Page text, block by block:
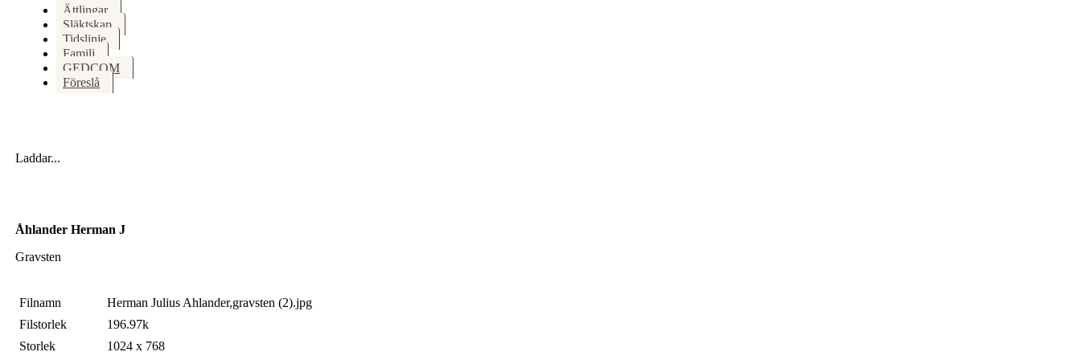
Ättlingar
Släktskap
Tidslinje
Familj
GEDCOM
Föreslå
Laddar...
Åhlander Herman J
Gravsten
Filnamn
Herman Julius Ahlander,gravsten (2).jpg
Filstorlek
196.97k
Storlek
1024 x 768